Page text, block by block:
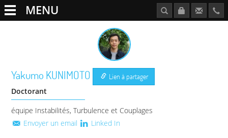
MENU
Yakumo KUNIMOTO
Lien à partager
Doctorant
équipe Instabilités, Turbulence et Couplages
Envoyer un email
Linked In